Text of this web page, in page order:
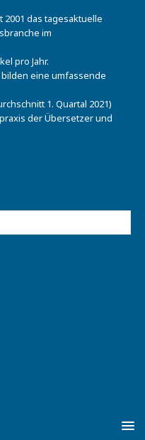
2001 das tagesaktuelle
im
pro Jahr.
eine umfassende
1. Quartal 2021)
der Übersetzer und